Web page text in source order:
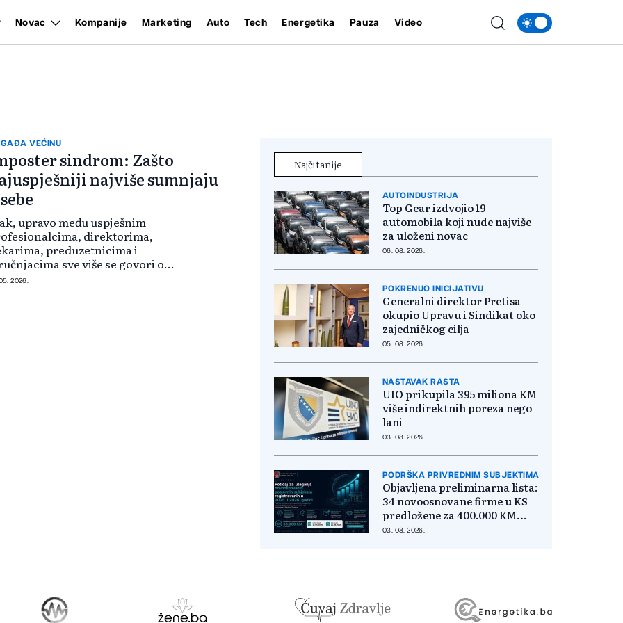
Novac Kompanije Marketing Auto Tech Energetika Pauza Video
VEĆINU
sindrom: Zašto
najviše sumnjaju
upravo među uspješnim
direktorima,
preduzetnicima i
sve više se govori o
sindromu — psihološkom
2026.
Najčitanije
AUTOINDUSTRIJA
Top Gear izdvojio 19
automobila koji nude najviše
za uloženi novac
06. 08. 2026.
POKRENUO INICIJATIVU
Generalni direktor Pretisa
okupio Upravu i Sindikat oko
zajedničkog cilja
05. 08. 2026.
NASTAVAK RASTA
UIO prikupila 395 miliona KM
više indirektnih poreza nego
lani
03. 08. 2026.
PODRŠKA PRIVREDNIM SUBJEKTIMA
Objavljena preliminarna lista:
34 novoosnovane firme u KS
predložene za 400.000 KM
poticaja
03. 08. 2026.